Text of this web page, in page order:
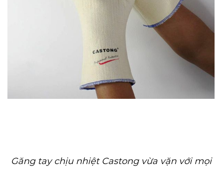
Găng tay chịu nhiệt Castong vừa vặn với mọi